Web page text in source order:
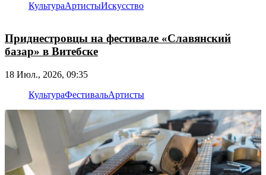
КультураАртистыИскусство
Приднестровцы на фестивале «Славянский
базар» в Витебске
18 Июл., 2026, 09:35
КультураФестивальАртисты